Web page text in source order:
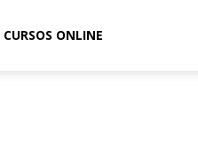
CURSOS ONLINE